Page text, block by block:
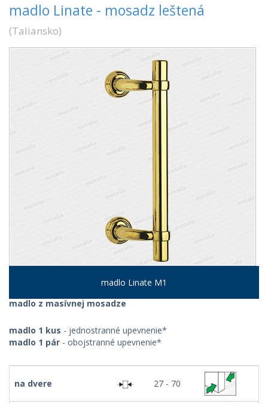
madlo Linate - mosadz leštená
(Taliansko)
madlo Linate M1
madlo z masívnej mosadze
madlo 1 kus - jednostranné upevnenie*
madlo 1 pár - obojstranné upevnenie*
na dvere 27 - 70